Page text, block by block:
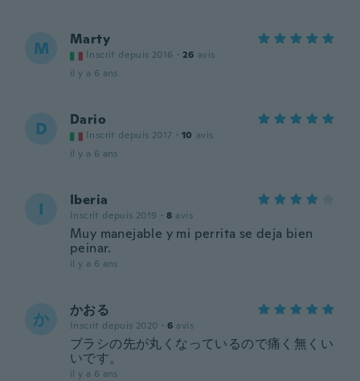
M Marty
Inscrit depuis 2016 · 26 avis
il y a 6 ans
D Dario
Inscrit depuis 2017 · 10 avis
il y a 6 ans
I Iberia
Inscrit depuis 2019 · 8 avis
Muy manejable y mi perrita se deja bien
peinar.
il y a 6 ans
か かおる
Inscrit depuis 2020 · 6 avis
ブラシの先が丸くなっているので痛く無くい
いです。
il y a 6 ans